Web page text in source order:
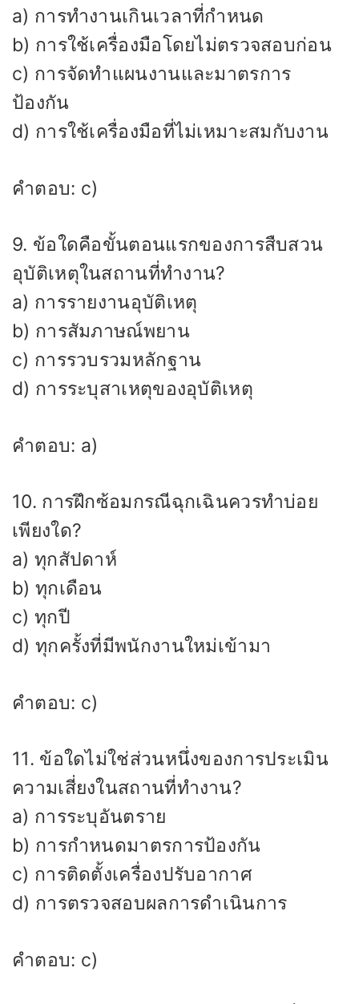
a) การทำงานเกินเวลาที่กำหนด
b) การใช้เครื่องมือโดยไม่ตรวจสอบก่อน
c) การจัดทำแผนงานและมาตรการ
ป้องกัน
d) การใช้เครื่องมือที่ไม่เหมาะสมกับงาน
คำตอบ: c)
9. ข้อใดคือขั้นตอนแรกของการสืบสวน
อุบัติเหตุในสถานที่ทำงาน?
a) การรายงานอุบัติเหตุ
b) การสัมภาษณ์พยาน
c) การรวบรวมหลักฐาน
d) การระบุสาเหตุของอุบัติเหตุ
คำตอบ: a)
10. การฝึกซ้อมกรณีฉุกเฉินควรทำบ่อย
เพียงใด?
a) ทุกสัปดาห์
b) ทุกเดือน
c) ทุกปี
d) ทุกครั้งที่มีพนักงานใหม่เข้ามา
คำตอบ: c)
11. ข้อใดไม่ใช่ส่วนหนึ่งของการประเมิน
ความเสี่ยงในสถานที่ทำงาน?
a) การระบุอันตราย
b) การกำหนดมาตรการป้องกัน
c) การติดตั้งเครื่องปรับอากาศ
d) การตรวจสอบผลการดำเนินการ
คำตอบ: c)